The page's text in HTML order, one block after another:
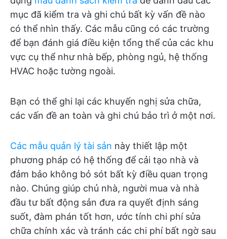
mục đã kiểm tra và ghi chú bất kỳ vấn đề nào
có thể nhìn thấy. Các mẫu cũng có các trường
để bạn đánh giá điều kiện tổng thể của các khu
vực cụ thể như nhà bếp, phòng ngủ, hệ thống
HVAC hoặc tường ngoài.
Bạn có thể ghi lại các khuyến nghị sửa chữa,
các vấn đề an toàn và ghi chú bảo trì ở một nơi.
Các mẫu quản lý tài sản này thiết lập một
phương pháp có hệ thống để cải tạo nhà và
đảm bảo không bỏ sót bất kỳ điều quan trọng
nào. Chúng giúp chủ nhà, người mua và nhà
đầu tư bất động sản đưa ra quyết định sáng
suốt, đàm phán tốt hơn, ước tính chi phí sửa
chữa chính xác và tránh các chi phí bất ngờ sau